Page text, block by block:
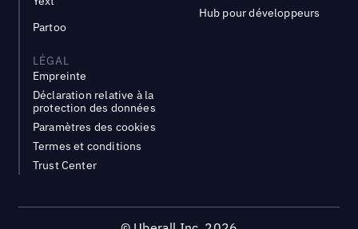
Partoo
Hub pour développeurs
LÉGAL
Empreinte
Déclaration relative à la
protection des données
Paramètres des cookies
Termes et conditions
Trust Center